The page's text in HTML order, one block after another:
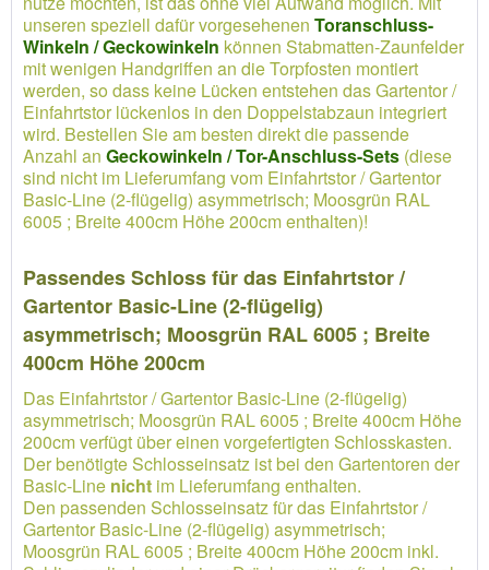
unseren speziell dafür vorgesehenen Toranschluss-
Winkeln / Geckowinkeln können Stabmatten-Zaunfelder
mit wenigen Handgriffen an die Torpfosten montiert
werden, so dass keine Lücken entstehen das Gartentor /
Einfahrtstor lückenlos in den Doppelstabzaun integriert
wird. Bestellen Sie am besten direkt die passende
Anzahl an Geckowinkeln / Tor-Anschluss-Sets (diese
sind nicht im Lieferumfang vom Einfahrtstor / Gartentor
Basic-Line (2-flügelig) asymmetrisch; Moosgrün RAL
6005 ; Breite 400cm Höhe 200cm enthalten)!
Passendes Schloss für das Einfahrtstor /
Gartentor Basic-Line (2-flügelig)
asymmetrisch; Moosgrün RAL 6005 ; Breite
400cm Höhe 200cm
Das Einfahrtstor / Gartentor Basic-Line (2-flügelig)
asymmetrisch; Moosgrün RAL 6005 ; Breite 400cm Höhe
200cm verfügt über einen vorgefertigten Schlosskasten.
Der benötigte Schlosseinsatz ist bei den Gartentoren der
Basic-Line nicht im Lieferumfang enthalten.
Den passenden Schlosseinsatz für das Einfahrtstor /
Gartentor Basic-Line (2-flügelig) asymmetrisch;
Moosgrün RAL 6005 ; Breite 400cm Höhe 200cm inkl.